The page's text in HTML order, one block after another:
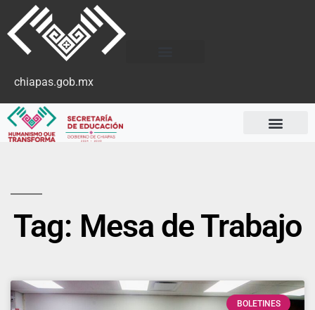
chiapas.gob.mx
Tag: Mesa de Trabajo
BOLETINES